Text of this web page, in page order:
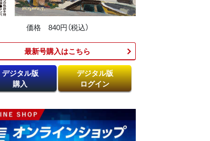
価格 840円（税込）
最新号購入はこちら​
デジタル版
購入
デジタル版
ログイン